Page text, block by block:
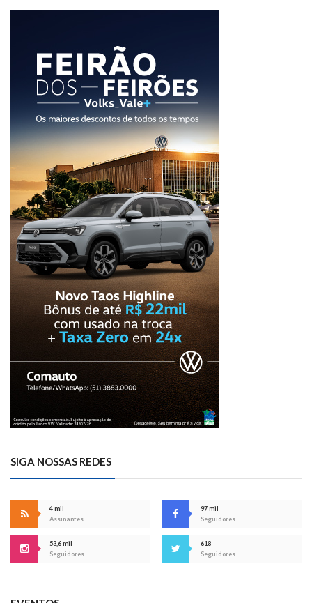
SIGA NOSSAS REDES
4 mil
Assinantes
97 mil
Seguidores
53,6 mil
Seguidores
618
Seguidores